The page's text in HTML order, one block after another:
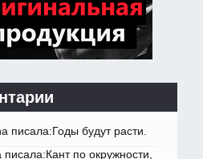
писала:Годы будут расти.
писала:Кант по окружности,